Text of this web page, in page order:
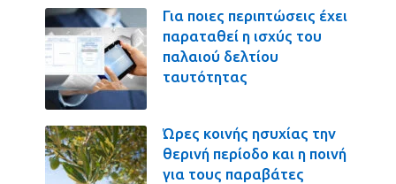
Για ποιες περιπτώσεις έχει
παραταθεί η ισχύς του
παλαιού δελτίου
ταυτότητας
Ώρες κοινής ησυχίας την
θερινή περίοδο και η ποινή
για τους παραβάτες